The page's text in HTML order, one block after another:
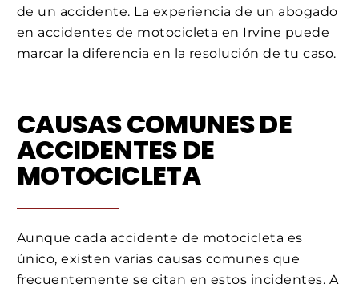
de un accidente. La experiencia de un abogado
en accidentes de motocicleta en Irvine puede
marcar la diferencia en la resolución de tu caso.
CAUSAS COMUNES DE
ACCIDENTES DE
MOTOCICLETA
Aunque cada accidente de motocicleta es
único, existen varias causas comunes que
frecuentemente se citan en estos incidentes. A